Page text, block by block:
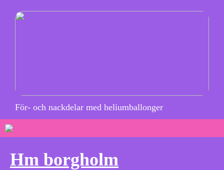
För- och nackdelar med heliumballonger
Hm borgholm